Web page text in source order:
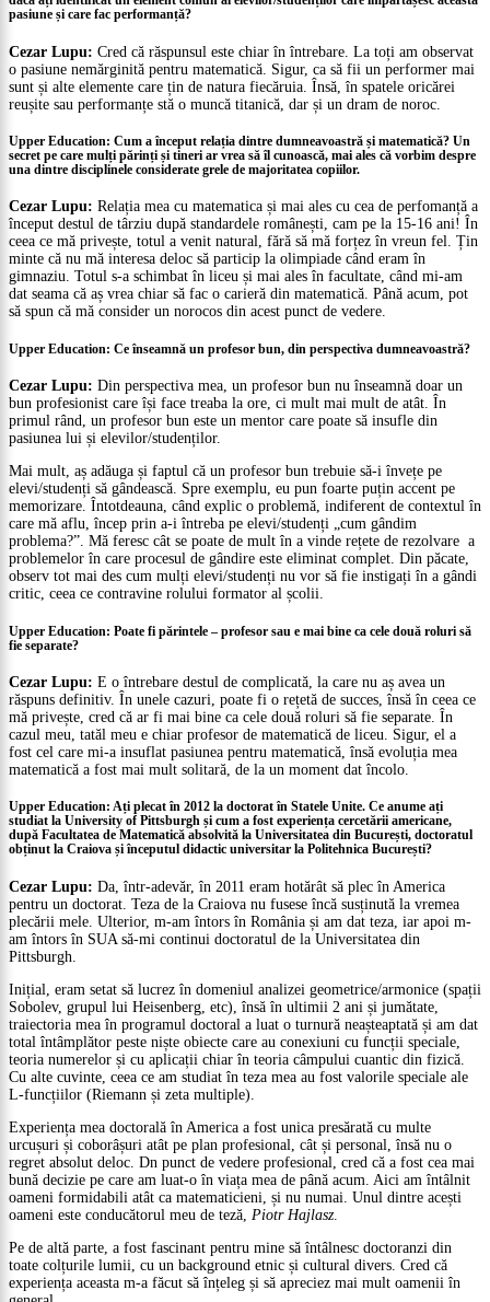
pasiune și care fac performanță?
Cezar Lupu: Cred că răspunsul este chiar în întrebare. La toți am observat
o pasiune nemărginită pentru matematică. Sigur, ca să fii un performer mai
sunt și alte elemente care țin de natura fiecăruia. Însă, în spatele oricărei
reușite sau performanțe stă o muncă titanică, dar și un dram de noroc.
Upper Education: Cum a început relația dintre dumneavoastră și matematică? Un
secret pe care mulți părinți și tineri ar vrea să îl cunoască, mai ales că vorbim despre
una dintre disciplinele considerate grele de majoritatea copiilor.
Cezar Lupu: Relația mea cu matematica și mai ales cu cea de perfomanță a
început destul de târziu după standardele românești, cam pe la 15-16 ani! În
ceea ce mă privește, totul a venit natural, fără să mă forțez în vreun fel. Țin
minte că nu mă interesa deloc să particip la olimpiade când eram în
gimnaziu. Totul s-a schimbat în liceu și mai ales în facultate, când mi-am
dat seama că aș vrea chiar să fac o carieră din matematică. Până acum, pot
să spun că mă consider un norocos din acest punct de vedere.
Upper Education: Ce înseamnă un profesor bun, din perspectiva dumneavoastră?
Cezar Lupu: Din perspectiva mea, un profesor bun nu înseamnă doar un
bun profesionist care își face treaba la ore, ci mult mai mult de atât. În
primul rând, un profesor bun este un mentor care poate să insufle din
pasiunea lui și elevilor/studenților.
Mai mult, aș adăuga și faptul că un profesor bun trebuie să-i învețe pe
elevi/studenți să gândească. Spre exemplu, eu pun foarte puțin accent pe
memorizare. Întotdeauna, când explic o problemă, indiferent de contextul în
care mă aflu, încep prin a-i întreba pe elevi/studenți „cum gândim
problema?”. Mă feresc cât se poate de mult în a vinde rețete de rezolvare a
problemelor în care procesul de gândire este eliminat complet. Din păcate,
observ tot mai des cum mulți elevi/studenți nu vor să fie instigați în a gândi
critic, ceea ce contravine rolului formator al școlii.
Upper Education: Poate fi părintele – profesor sau e mai bine ca cele două roluri să
fie separate?
Cezar Lupu: E o întrebare destul de complicată, la care nu aș avea un
răspuns definitiv. În unele cazuri, poate fi o rețetă de succes, însă în ceea ce
mă privește, cred că ar fi mai bine ca cele două roluri să fie separate. În
cazul meu, tatăl meu e chiar profesor de matematică de liceu. Sigur, el a
fost cel care mi-a insuflat pasiunea pentru matematică, însă evoluția mea
matematică a fost mai mult solitară, de la un moment dat încolo.
Upper Education: Ați plecat în 2012 la doctorat în Statele Unite. Ce anume ați
studiat la University of Pittsburgh și cum a fost experiența cercetării americane,
după Facultatea de Matematică absolvită la Universitatea din București, doctoratul
obținut la Craiova și începutul didactic universitar la Politehnica București?
Cezar Lupu: Da, într-adevăr, în 2011 eram hotărât să plec în America
pentru un doctorat. Teza de la Craiova nu fusese încă susținută la vremea
plecării mele. Ulterior, m-am întors în România și am dat teza, iar apoi m-
am întors în SUA să-mi continui doctoratul de la Universitatea din
Pittsburgh.
Inițial, eram setat să lucrez în domeniul analizei geometrice/armonice (spații
Sobolev, grupul lui Heisenberg, etc), însă în ultimii 2 ani și jumătate,
traiectoria mea în programul doctoral a luat o turnură neașteaptată și am dat
total întâmplător peste niște obiecte care au conexiuni cu funcții speciale,
teoria numerelor și cu aplicații chiar în teoria câmpului cuantic din fizică.
Cu alte cuvinte, ceea ce am studiat în teza mea au fost valorile speciale ale
L-funcțiilor (Riemann și zeta multiple).
Experiența mea doctorală în America a fost unica presărată cu multe
urcușuri și coborâșuri atât pe plan profesional, cât și personal, însă nu o
regret absolut deloc. Dn punct de vedere profesional, cred că a fost cea mai
bună decizie pe care am luat-o în viața mea de până acum. Aici am întâlnit
oameni formidabili atât ca matematicieni, și nu numai. Unul dintre acești
oameni este conducătorul meu de teză, Piotr Hajlasz.
Pe de altă parte, a fost fascinant pentru mine să întâlnesc doctoranzi din
toate colțurile lumii, cu un background etnic și cultural divers. Cred că
experiența aceasta m-a făcut să înțeleg și să apreciez mai mult oamenii în